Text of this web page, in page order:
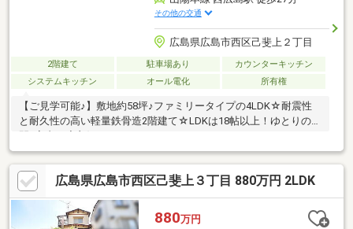
その他の交通
広島県広島市西区己斐上２丁目
2階建て 駐車場あり
カウンターキッチン
システムキッチン
オール電化 所有権
【ご見学可能♪】敷地約58坪♪ファミリータイプの4LDK☆耐震性
と耐久性の高い軽量鉄骨造2階建て☆LDKは18帖以上！ゆとりの空
間♪室内程度良好です♪
広島県広島市西区己斐上３丁目 880万円 2LDK
880万円